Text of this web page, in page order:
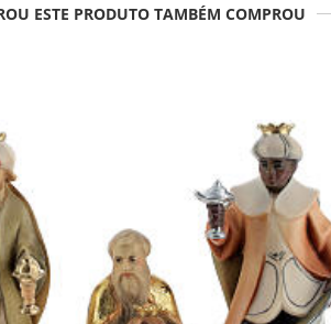
ESTE PRODUTO TAMBÉM COMPROU